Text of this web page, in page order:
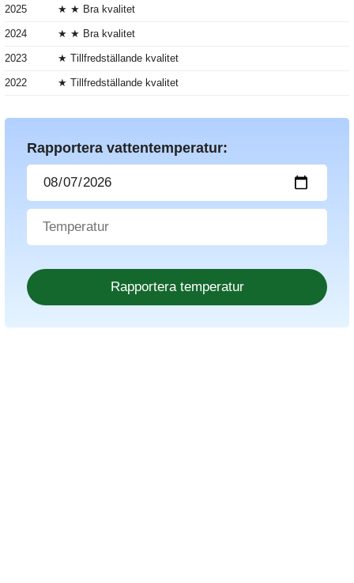
2025 ★ ★ Bra kvalitet
2024 ★ ★ Bra kvalitet
2023 ★ Tillfredställande kvalitet
2022 ★ Tillfredställande kvalitet
Rapportera vattentemperatur: